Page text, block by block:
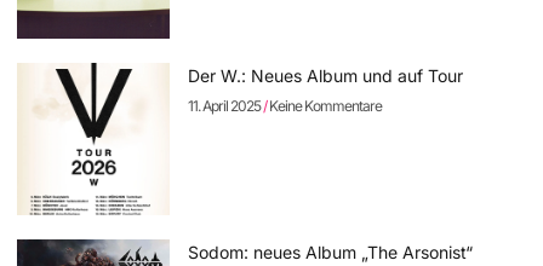
Der W.: Neues Album und auf Tour
11. April 2025 Keine Kommentare
Sodom: neues Album „The Arsonist“